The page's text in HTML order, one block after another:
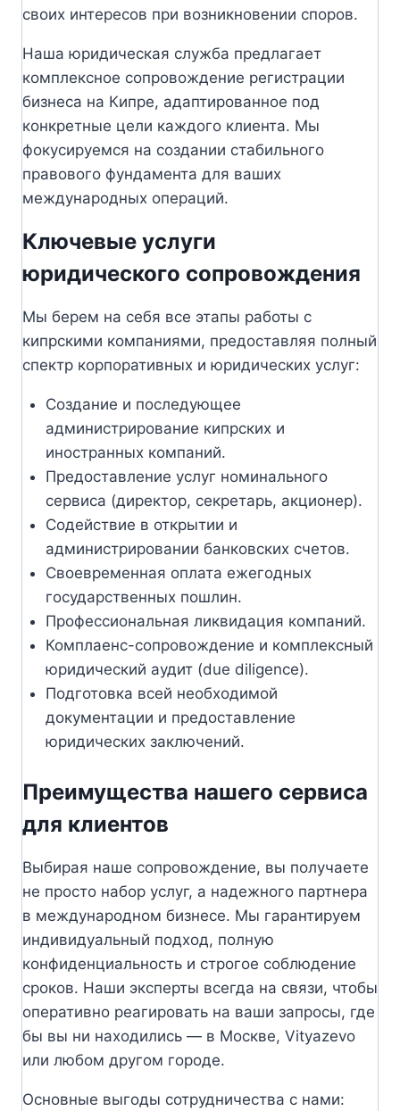
своих интересов при возникновении споров.
Наша юридическая служба предлагает
комплексное сопровождение регистрации
бизнеса на Кипре, адаптированное под
конкретные цели каждого клиента. Мы
фокусируемся на создании стабильного
правового фундамента для ваших
международных операций.
Ключевые услуги
юридического сопровождения
Мы берем на себя все этапы работы с
кипрскими компаниями, предоставляя полный
спектр корпоративных и юридических услуг:
Создание и последующее
администрирование кипрских и
иностранных компаний.
Предоставление услуг номинального
сервиса (директор, секретарь, акционер).
Содействие в открытии и
администрировании банковских счетов.
Своевременная оплата ежегодных
государственных пошлин.
Профессиональная ликвидация компаний.
Комплаенс-сопровождение и комплексный
юридический аудит (due diligence).
Подготовка всей необходимой
документации и предоставление
юридических заключений.
Преимущества нашего сервиса
для клиентов
Выбирая наше сопровождение, вы получаете
не просто набор услуг, а надежного партнера
в международном бизнесе. Мы гарантируем
индивидуальный подход, полную
конфиденциальность и строгое соблюдение
сроков. Наши эксперты всегда на связи, чтобы
оперативно реагировать на ваши запросы, где
бы вы ни находились — в Москве, Vityazevo
или любом другом городе.
Основные выгоды сотрудничества с нами: